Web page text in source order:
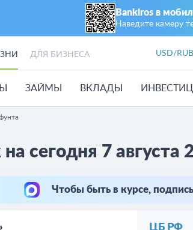
Bankiros в
Наведите камеру
ДЛЯ БИЗНЕСА USD/RUB
ЗАЙМЫ ВКЛАДЫ
сегодня 7 августа
Чтобы быть в курсе,
ЦБ РФ